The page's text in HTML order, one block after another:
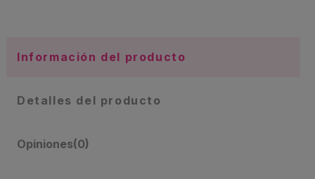
Información del producto
Detalles del producto
Opiniones(0)